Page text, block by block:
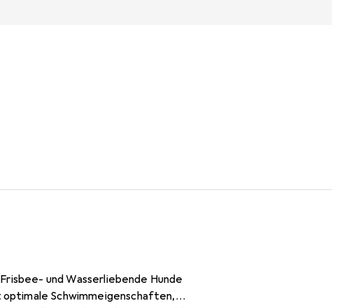
und Wasserliebende Hunde
Schwimmeigenschaften,